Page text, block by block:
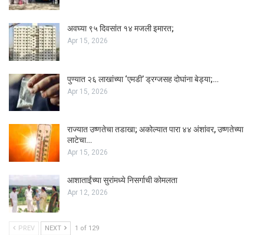
अवघ्या ९५ दिवसांत १४ मजली इमारत;
Apr 15, 2026
पुण्यात २६ लाखांच्या ‘एमडी’ ड्रग्जसह दोघांना बेड्या;…
Apr 15, 2026
राज्यात उष्णतेचा तडाखा; अकोल्यात पारा ४४ अंशांवर, उष्णतेच्या
लाटेचा…
Apr 15, 2026
आशाताईंच्या सुरांमध्ये निसर्गाची कोमलता
Apr 12, 2026
PREV NEXT 1 of 129